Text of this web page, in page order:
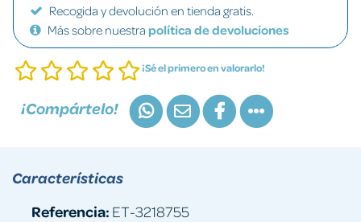
Recogida y devolución en tienda gratis.
Más sobre nuestra política de devoluciones
¡Sé el primero en valorarlo!
¡Compártelo!
Características
Referencia: ET-3218755